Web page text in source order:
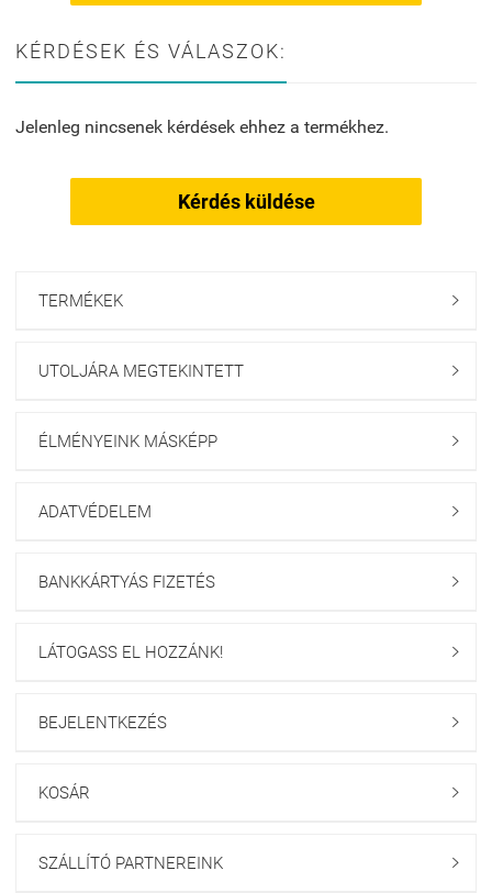
KÉRDÉSEK ÉS VÁLASZOK:
Jelenleg nincsenek kérdések ehhez a termékhez.
Kérdés küldése
TERMÉKEK 
UTOLJÁRA MEGTEKINTETT 
ÉLMÉNYEINK MÁSKÉPP 
ADATVÉDELEM 
BANKKÁRTYÁS FIZETÉS 
LÁTOGASS EL HOZZÁNK! 
BEJELENTKEZÉS 
KOSÁR 
SZÁLLÍTÓ PARTNEREINK 